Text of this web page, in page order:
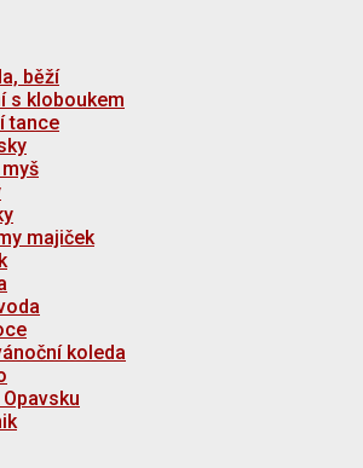
běží
s kloboukem
tance
majiček
koleda